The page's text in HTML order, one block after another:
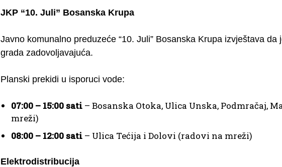
JKP “10. Juli” Bosanska Krupa
Javno komunalno preduzeće “10. Juli” Bosanska Krupa izvještava
grada zadovoljavajuća.
Planski prekidi u isporuci vode:
07:00 – 15:00 sati – Bosanska Otoka, Ulica Unska, Podmračaj,
mreži)
08:00 – 12:00 sati – Ulica Tećija i Dolovi (radovi na mreži)
Elektrodistribucija